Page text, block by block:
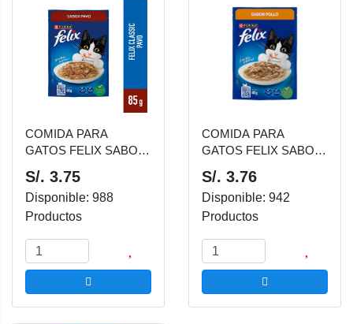
COMIDA PARA
GATOS FELIX SABOR
S/. 3.75
Disponible: 988
Productos
COMIDA PARA
GATOS FELIX SABOR
S/. 3.76
Disponible: 942
Productos